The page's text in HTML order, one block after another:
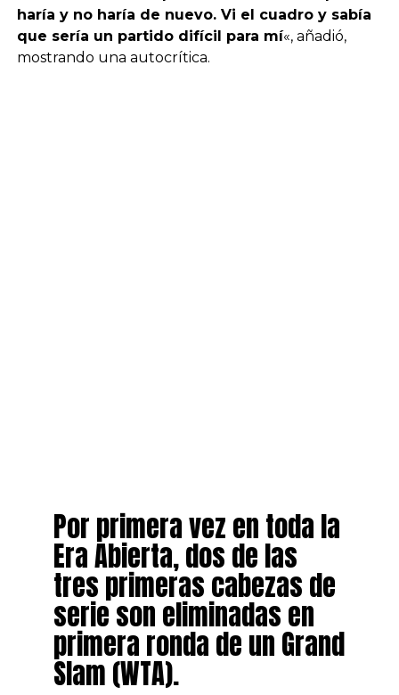
haría y no haría de nuevo. Vi el cuadro y sabía
que sería un partido difícil para mí«, añadió,
mostrando una autocrítica.
Por primera vez en toda la
Era Abierta, dos de las
tres primeras cabezas de
serie son eliminadas en
primera ronda de un Grand
Slam (WTA).